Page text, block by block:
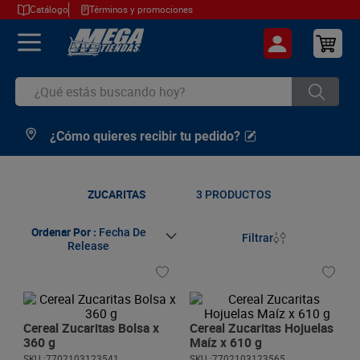
Catálogo Términos y promociones
¿Qué estás buscando hoy?
TÉRMINOS MÁS BUSCADOS
arroz
cafe
6.
azucar
7.
huevos
¿Cómo quieres recibir tu pedido?
ZUCARITAS 3 PRODUCTOS
Ordenar Por
Fecha De
Release
Filtrar
Cereal Zucaritas Bolsa x
360 g
Cereal Zucaritas Hojuelas
Maíz x 610 g